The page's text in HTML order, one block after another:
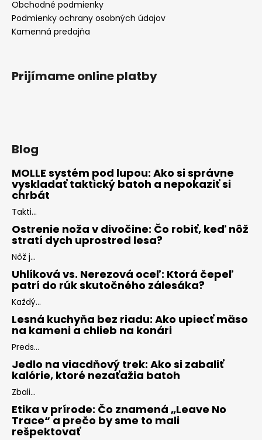
Obchodné podmienky
Podmienky ochrany osobných údajov
Kamenná predajňa
Prijímame online platby
Blog
MOLLE systém pod lupou: Ako si správne
vyskladať taktický batoh a nepokaziť si
chrbát
Takti...
Ostrenie noža v divočine: Čo robiť, keď nôž
stratí dych uprostred lesa?
Nôž j...
Uhlíková vs. Nerezová oceľ: Ktorá čepeľ
patrí do rúk skutočného zálesáka?
Každý...
Lesná kuchyňa bez riadu: Ako upiecť mäso
na kameni a chlieb na konári
Preds...
Jedlo na viacdňový trek: Ako si zabaliť
kalórie, ktoré nezaťažia batoh
Zbali...
Etika v prírode: Čo znamená „Leave No
Trace“ a prečo by sme to mali
rešpektovať